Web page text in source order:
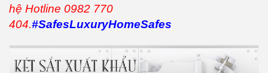
hệ Hotline 0982 770
404.#SafesLuxuryHomeSafes